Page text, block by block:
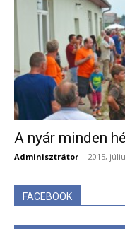
A nyár minden
Adminisztrátor - 2015,
FACEBOOK